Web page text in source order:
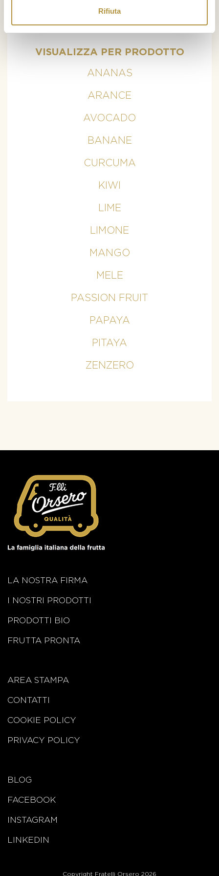
Rifiuta
...
VISUALIZZA PER PRODOTTO
ANANAS
ARANCE
AVOCADO
BANANE
CURCUMA
KIWI
LIME
LIMONE
MANGO
MELE
PASSION FRUIT
PAPAYA
PITAYA
ZENZERO
LA NOSTRA FIRMA
I NOSTRI PRODOTTI
PRODOTTI BIO
FRUTTA PRONTA
AREA STAMPA
CONTATTI
COOKIE POLICY
PRIVACY POLICY
BLOG
FACEBOOK
INSTAGRAM
LINKEDIN
Copyright Fratelli Orsero 2026